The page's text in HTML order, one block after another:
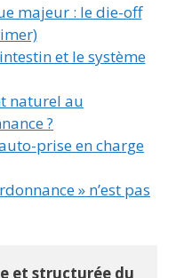
majeur : le die-off
et le système
naturel au
?
prise en charge
» n’est pas
et structurée du